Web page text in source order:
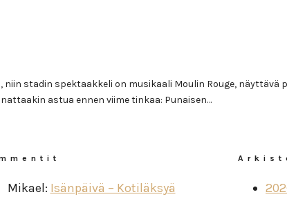
stadin spektaakkeli on musikaali Moulin Rouge,
astua ennen viime tinkaa: Punaisen…
Mikael: Isänpäivä – Kotiläksyä